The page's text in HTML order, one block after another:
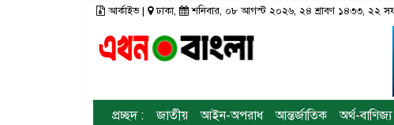
আর্কাইভ| ঢাকা, শনিবার, ০৮ আগস্ট ২০২৬, ২৪ শ্রাবণ ১৪৩৩, ২২
প্রচ্ছদ : জাতীয় আইন-অপরাধ আন্তর্জাতিক অর্থ-বাণিজ্য
তথ্য-প্রযুক্তি রংপুর